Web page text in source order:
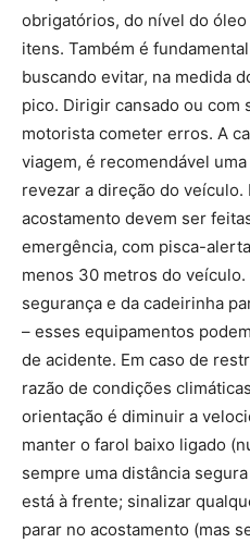
obrigatórios, do nível do
itens. Também é
buscando evitar, na medida
pico. Dirigir cansado ou com
motorista cometer erros. A
viagem, é recomendável
revezar a direção do veículo.
acostamento devem ser
emergência, com pisca-
menos 30 metros do
segurança e da cadeirinha
– esses equipamentos
de acidente. Em caso de
razão de condições
orientação é diminuir a
manter o farol baixo ligado
sempre uma distância
está à frente; sinalizar
parar no acostamento (mas